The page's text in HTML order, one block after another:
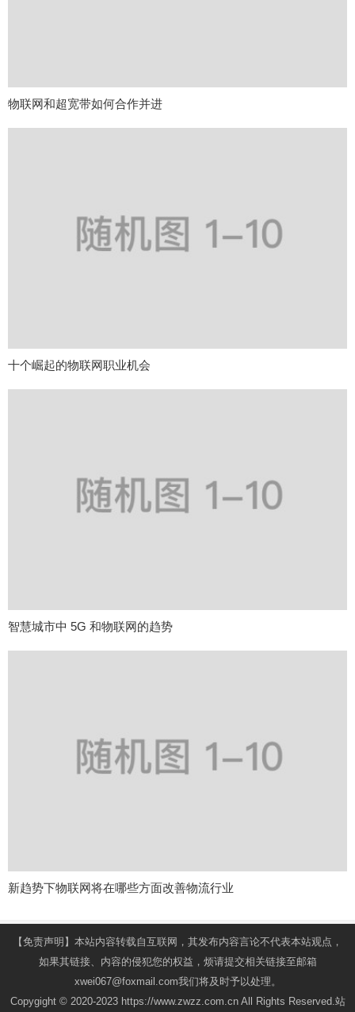
物联网和超宽带如何合作并进
十个崛起的物联网职业机会
智慧城市中 5G 和物联网的趋势
新趋势下物联网将在哪些方面改善物流行业
【免责声明】本站内容转载自互联网，其发布内容言论不代表本站观点，
如果其链接、内容的侵犯您的权益，烦请提交相关链接至邮箱
xwei067@foxmail.com我们将及时予以处理。
Copygight © 2020-2023 https://www.zwzz.com.cn All Rights Reserved.站